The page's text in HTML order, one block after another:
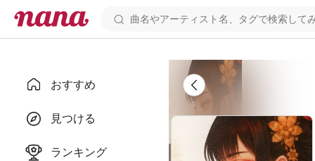
おすすめ
見つける
ランキング